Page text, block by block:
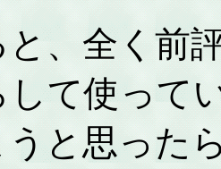
、全く前
て使って
と思った